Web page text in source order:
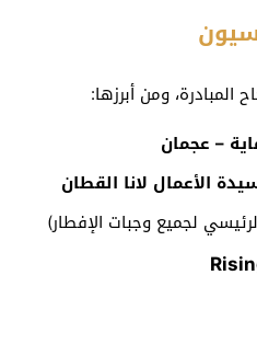
ومن أبرزها:
– عجمان
لجميع وجبات الإفطار)